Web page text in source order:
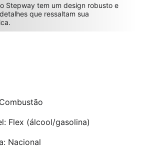
Stepway tem um design robusto e
que ressaltam sua
Flex (álcool/gasolina)
Nacional